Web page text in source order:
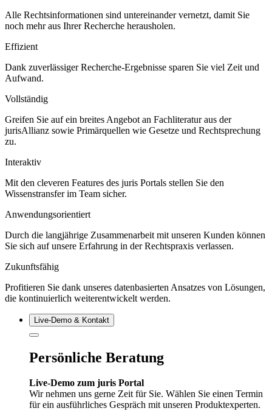
Alle Rechtsinformationen sind untereinander vernetzt, damit Sie
noch mehr aus Ihrer Recherche herausholen.
Effizient
Dank zuverlässiger Recherche-Ergebnisse sparen Sie viel Zeit und
Aufwand.
Vollständig
Greifen Sie auf ein breites Angebot an Fachliteratur aus der
jurisAllianz sowie Primärquellen wie Gesetze und Rechtsprechung
zu.
Interaktiv
Mit den cleveren Features des juris Portals stellen Sie den
Wissenstransfer im Team sicher.
Anwendungsorientiert
Durch die langjährige Zusammenarbeit mit unseren Kunden können
Sie sich auf unsere Erfahrung in der Rechtspraxis verlassen.
Zukunftsfähig
Profitieren Sie dank unseres datenbasierten Ansatzes von Lösungen,
die kontinuierlich weiterentwickelt werden.
Live‑Demo & Kontakt
Persönliche Beratung
Live-Demo zum juris Portal
Wir nehmen uns gerne Zeit für Sie. Wählen Sie einen Termin
für ein ausführliches Gespräch mit unseren Produktexperten.